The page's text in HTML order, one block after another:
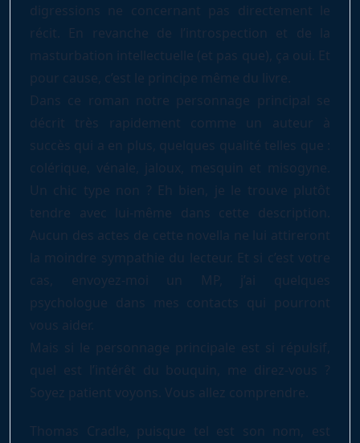
digressions ne concernant pas directement le
récit. En revanche de l’introspection et de la
masturbation intellectuelle (et pas que), ça oui. Et
pour cause, c’est le principe même du livre.
Dans ce roman notre personnage principal se
décrit très rapidement comme un auteur à
succès qui a en plus, quelques qualité telles que :
colérique, vénale, jaloux, mesquin et misogyne.
Un chic type non ? Eh bien, je le trouve plutôt
tendre avec lui-même dans cette description.
Aucun des actes de cette novella ne lui attireront
la moindre sympathie du lecteur. Et si c’est votre
cas, envoyez-moi un MP, j’ai quelques
psychologue dans mes contacts qui pourront
vous aider.
Mais si le personnage principale est si répulsif,
quel est l’intérêt du bouquin, me direz-vous ?
Soyez patient voyons. Vous allez comprendre.
Thomas Cradle, puisque tel est son nom, est